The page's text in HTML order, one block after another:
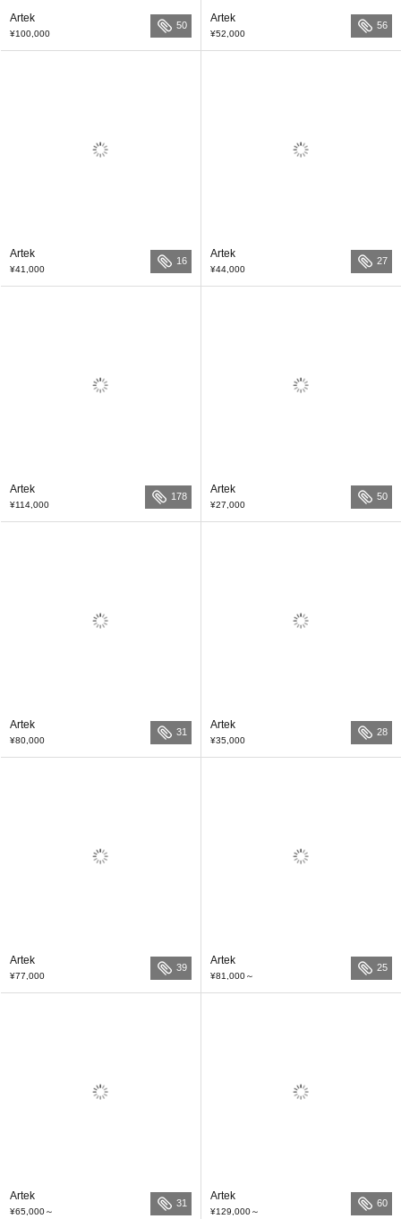
Artek
¥100,000
50
Artek
¥52,000
56
Artek
¥41,000
16
Artek
¥44,000
27
Artek
¥114,000
178
Artek
¥27,000
50
Artek
¥80,000
31
Artek
¥35,000
28
Artek
¥77,000
39
Artek
¥81,000～
25
Artek
¥65,000～
31
Artek
¥129,000～
60